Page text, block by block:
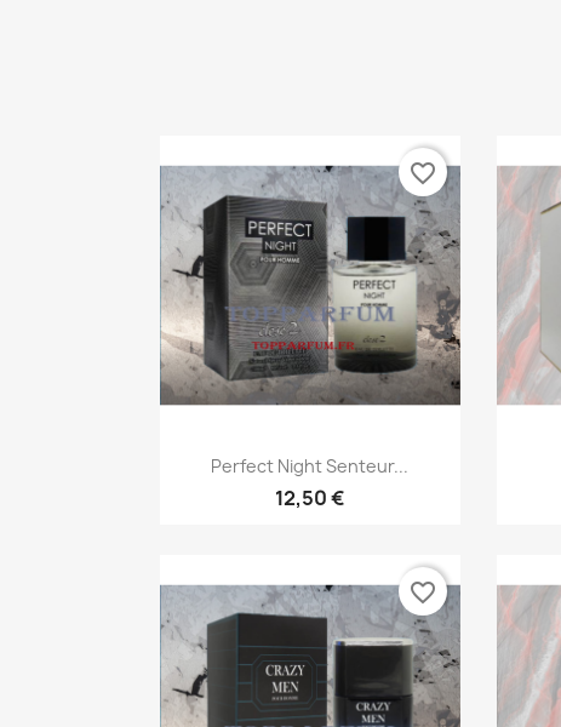
Aperçu rapide
Perfect Night Senteur...
12,50 €
favorite_border
favorite_border